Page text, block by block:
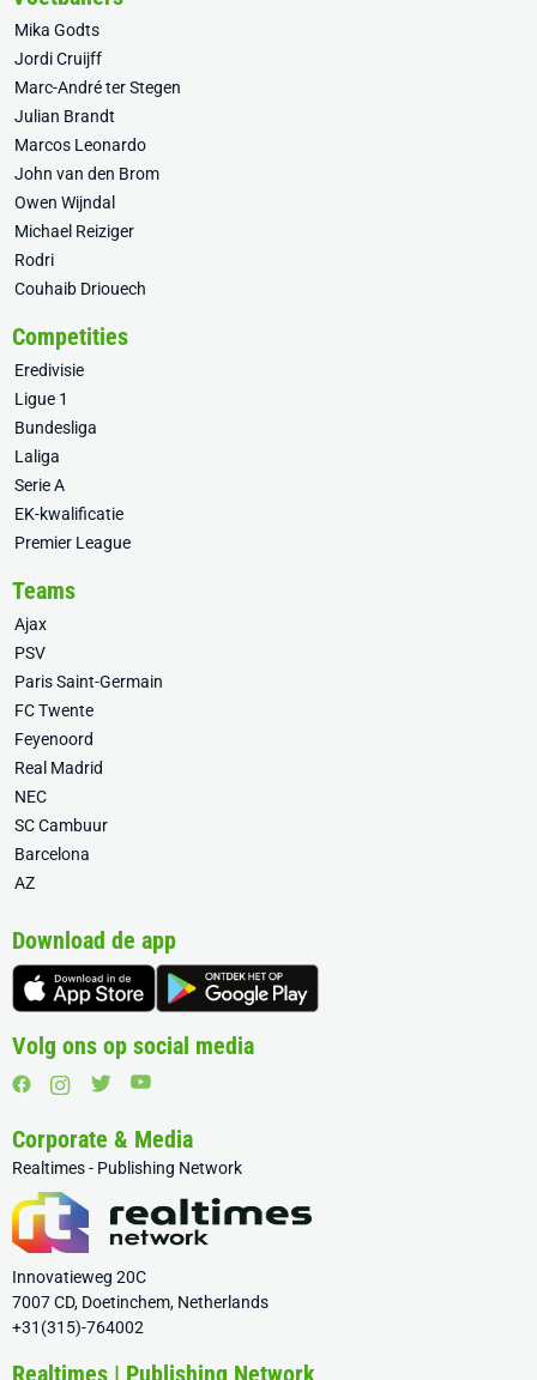
Mika Godts
Jordi Cruijff
Marc-André ter Stegen
Julian Brandt
Marcos Leonardo
John van den Brom
Owen Wijndal
Michael Reiziger
Rodri
Couhaib Driouech
Competities
Eredivisie
Ligue 1
Bundesliga
Laliga
Serie A
EK-kwalificatie
Premier League
Teams
Ajax
PSV
Paris Saint-Germain
FC Twente
Feyenoord
Real Madrid
NEC
SC Cambuur
Barcelona
AZ
Download de app
Volg ons op social media
Corporate & Media
Realtimes - Publishing Network
Innovatieweg 20C
7007 CD, Doetinchem, Netherlands
+31(315)-764002
Realtimes | Publishing Network